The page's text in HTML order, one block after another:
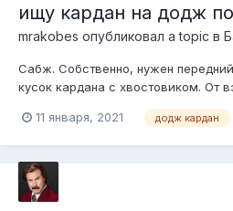
ищу кардан на додж
mrakobes опубликовал a topic в
Сабж. Собственно, нужен
кусок кардана с хвостовиком. От
42,67мм (1,680 инчей) +797889
11 января, 2021 додж кардан